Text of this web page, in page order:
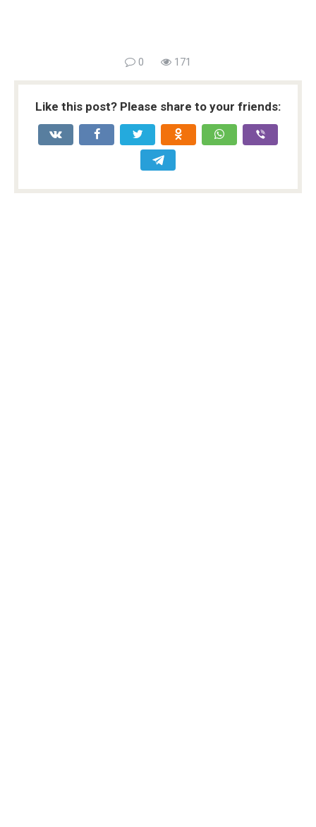
0 171
Like this post? Please share to your friends: